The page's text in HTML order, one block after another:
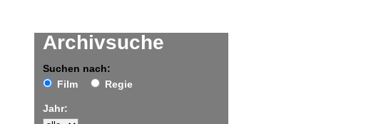
Archivsuche
Suchen nach:
Film
Regie
Jahr: